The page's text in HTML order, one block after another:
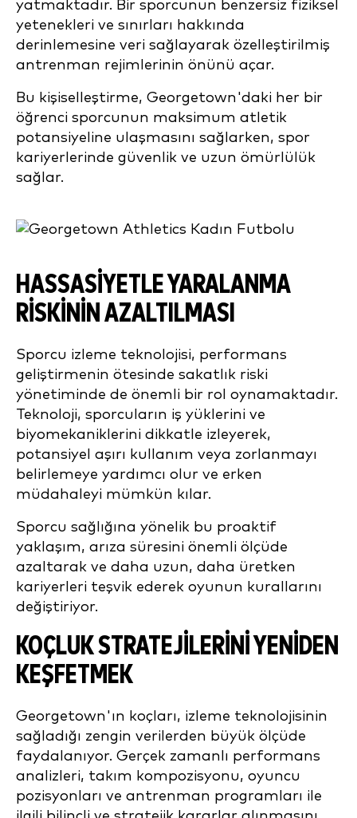
yatmaktadır. Bir sporcunun benzersiz fiziksel
yetenekleri ve sınırları hakkında
derinlemesine veri sağlayarak özelleştirilmiş
antrenman rejimlerinin önünü açar.
Bu kişiselleştirme, Georgetown'daki her bir
öğrenci sporcunun maksimum atletik
potansiyeline ulaşmasını sağlarken, spor
kariyerlerinde güvenlik ve uzun ömürlülük
sağlar.
HASSASIYETLE YARALANMA
RISKININ AZALTILMASI
Sporcu izleme teknolojisi, performans
geliştirmenin ötesinde sakatlık riski
yönetiminde de önemli bir rol oynamaktadır.
Teknoloji, sporcuların iş yüklerini ve
biyomekaniklerini dikkatle izleyerek,
potansiyel aşırı kullanım veya zorlanmayı
belirlemeye yardımcı olur ve erken
müdahaleyi mümkün kılar.
Sporcu sağlığına yönelik bu proaktif
yaklaşım, arıza süresini önemli ölçüde
azaltarak ve daha uzun, daha üretken
kariyerleri teşvik ederek oyunun kurallarını
değiştiriyor.
KOÇLUK STRATEJILERINI YENIDEN
KEŞFETMEK
Georgetown'ın koçları, izleme teknolojisinin
sağladığı zengin verilerden büyük ölçüde
faydalanıyor. Gerçek zamanlı performans
analizleri, takım kompozisyonu, oyuncu
pozisyonları ve antrenman programları ile